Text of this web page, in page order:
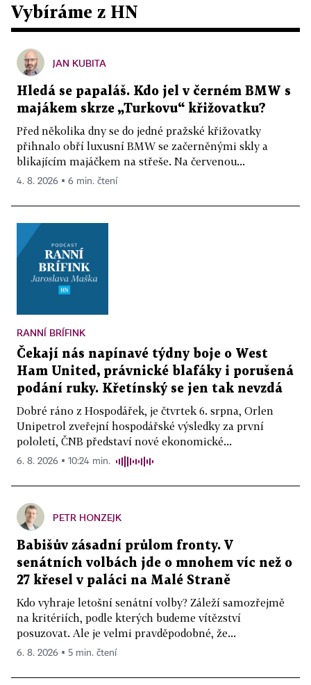
Vybíráme z HN
JAN KUBITA
Hledá se papaláš. Kdo jel v černém BMW s
majákem skrze „Turkovu“ křižovatku?
Před několika dny se do jedné pražské křižovatky
přihnalo obří luxusní BMW se začerněnými skly a
blikajícím majáčkem na střeše. Na červenou...
4. 8. 2026 ▪ 6 min. čtení
RANNÍ BRÍFINK
Čekají nás napínavé týdny boje o West
Ham United, právnické blafáky i porušená
podání ruky. Křetínský se jen tak nevzdá
Dobré ráno z Hospodářek, je čtvrtek 6. srpna, Orlen
Unipetrol zveřejní hospodářské výsledky za první
pololetí, ČNB představí nové ekonomické...
6. 8. 2026 ▪ 10:24 min.
PETR HONZEJK
Babišův zásadní průlom fronty. V
senátních volbách jde o mnohem víc než o
27 křesel v paláci na Malé Straně
Kdo vyhraje letošní senátní volby? Záleží samozřejmě
na kritériích, podle kterých budeme vítězství
posuzovat. Ale je velmi pravděpodobné, že...
6. 8. 2026 ▪ 5 min. čtení